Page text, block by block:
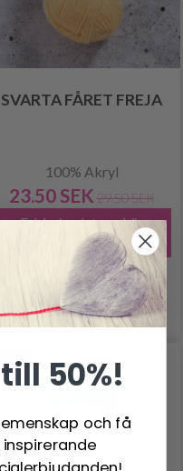
SVARTA FÅRET FREJA
100% Akryl
23.50 SEK 29.50 SEK
Erbjudandet upphör
31/08/2026
Se produkt
-49% 50%!
och få